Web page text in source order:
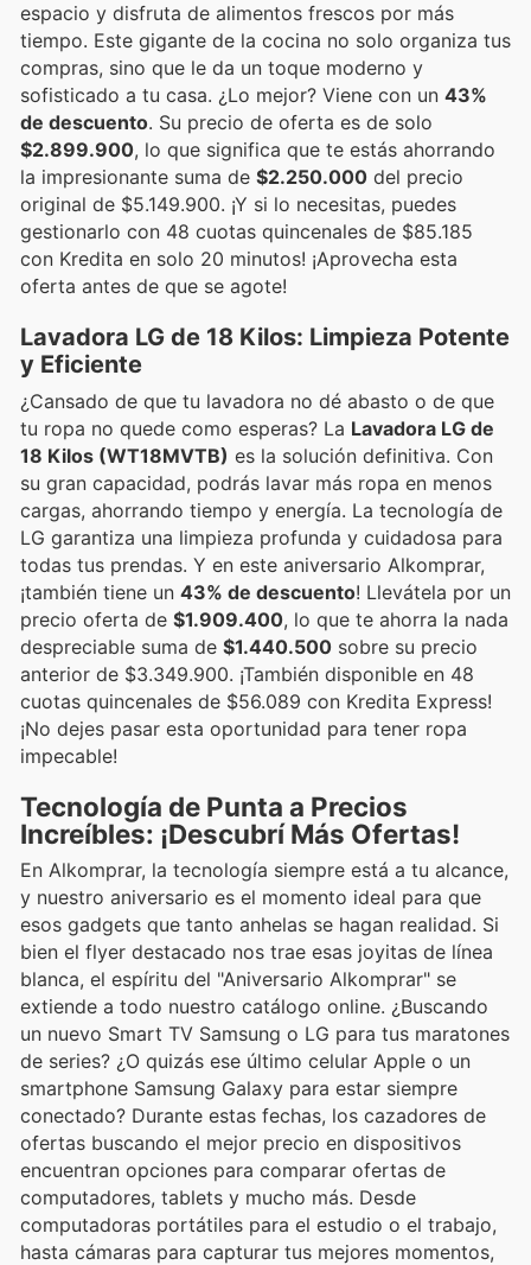
espacio y disfruta de alimentos frescos por más
tiempo. Este gigante de la cocina no solo organiza tus
compras, sino que le da un toque moderno y
sofisticado a tu casa. ¿Lo mejor? Viene con un 43%
de descuento. Su precio de oferta es de solo
$2.899.900, lo que significa que te estás ahorrando
la impresionante suma de $2.250.000 del precio
original de $5.149.900. ¡Y si lo necesitas, puedes
gestionarlo con 48 cuotas quincenales de $85.185
con Kredita en solo 20 minutos! ¡Aprovecha esta
oferta antes de que se agote!
Lavadora LG de 18 Kilos: Limpieza Potente
y Eficiente
¿Cansado de que tu lavadora no dé abasto o de que
tu ropa no quede como esperas? La Lavadora LG de
18 Kilos (WT18MVTB) es la solución definitiva. Con
su gran capacidad, podrás lavar más ropa en menos
cargas, ahorrando tiempo y energía. La tecnología de
LG garantiza una limpieza profunda y cuidadosa para
todas tus prendas. Y en este aniversario Alkomprar,
¡también tiene un 43% de descuento! Llevátela por un
precio oferta de $1.909.400, lo que te ahorra la nada
despreciable suma de $1.440.500 sobre su precio
anterior de $3.349.900. ¡También disponible en 48
cuotas quincenales de $56.089 con Kredita Express!
¡No dejes pasar esta oportunidad para tener ropa
impecable!
Tecnología de Punta a Precios
Increíbles: ¡Descubrí Más Ofertas!
En Alkomprar, la tecnología siempre está a tu alcance,
y nuestro aniversario es el momento ideal para que
esos gadgets que tanto anhelas se hagan realidad. Si
bien el flyer destacado nos trae esas joyitas de línea
blanca, el espíritu del "Aniversario Alkomprar" se
extiende a todo nuestro catálogo online. ¿Buscando
un nuevo Smart TV Samsung o LG para tus maratones
de series? ¿O quizás ese último celular Apple o un
smartphone Samsung Galaxy para estar siempre
conectado? Durante estas fechas, los cazadores de
ofertas buscando el mejor precio en dispositivos
encuentran opciones para comparar ofertas de
computadores, tablets y mucho más. Desde
computadoras portátiles para el estudio o el trabajo,
hasta cámaras para capturar tus mejores momentos,